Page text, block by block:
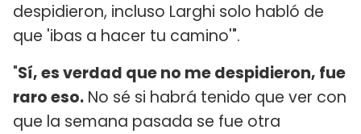
despidieron, incluso Larghi solo habló de
que 'ibas a hacer tu camino'".
"Sí, es verdad que no me despidieron, fue
raro eso. No sé si habrá tenido que ver con
que la semana pasada se fue otra